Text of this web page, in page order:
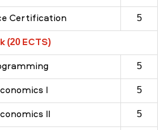
Certification 5
(20 ECTS)
5
I 5
II 5